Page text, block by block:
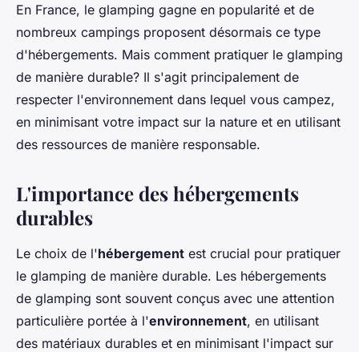
En France, le glamping gagne en popularité et de
nombreux campings proposent désormais ce type
d'hébergements. Mais comment pratiquer le glamping
de manière durable? Il s'agit principalement de
respecter l'environnement dans lequel vous campez,
en minimisant votre impact sur la nature et en utilisant
des ressources de manière responsable.
L'importance des hébergements
durables
Le choix de l'hébergement est crucial pour pratiquer
le glamping de manière durable. Les hébergements
de glamping sont souvent conçus avec une attention
particulière portée à l'environnement, en utilisant
des matériaux durables et en minimisant l'impact sur